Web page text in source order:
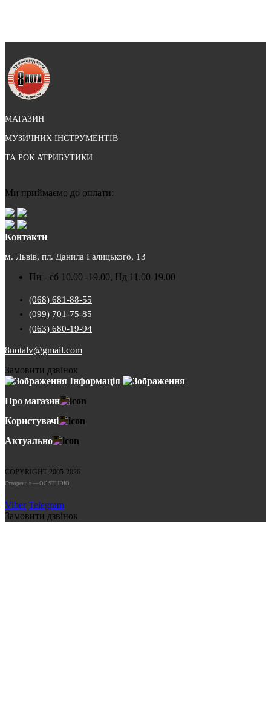
МАГАЗИН
МУЗИЧНИХ ІНСТРУМЕНТІВ
ТА РОК АТРИБУТИКИ
Ми приймаємо до оплати:
Контакти
м. Львів, пл. Данила Галицького, 13
Пн - сб 10.00 -19.00, Нд 11.00-19.00
(068) 681-88-55
(099) 701-75-85
(063) 680-19-94
8notalv@gmail.com
Замовити дзвінок
Інформація
Про магазин
Користувачі
Актуально
COPYRIGHT 2005-2026
Cтворено в — OC STUDIO
Viber Telegram
Замовити дзвінок